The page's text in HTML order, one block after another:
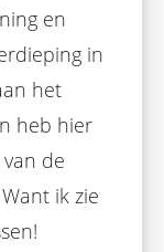
en
in
het
heb hier
de
ik zie